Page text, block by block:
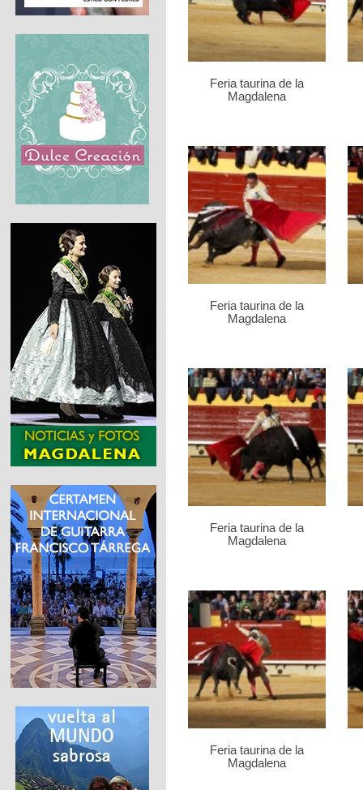
Feria taurina de la
Magdalena
Feria taurina de la
Magdalena
Feria taurina de la
Magdalena
Feria taurina de la
Magdalena